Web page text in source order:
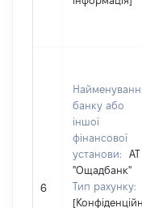
6
банку або
іншої
фінансової
установи:
АТ
"Ощадбанк"
Тип рахунку: